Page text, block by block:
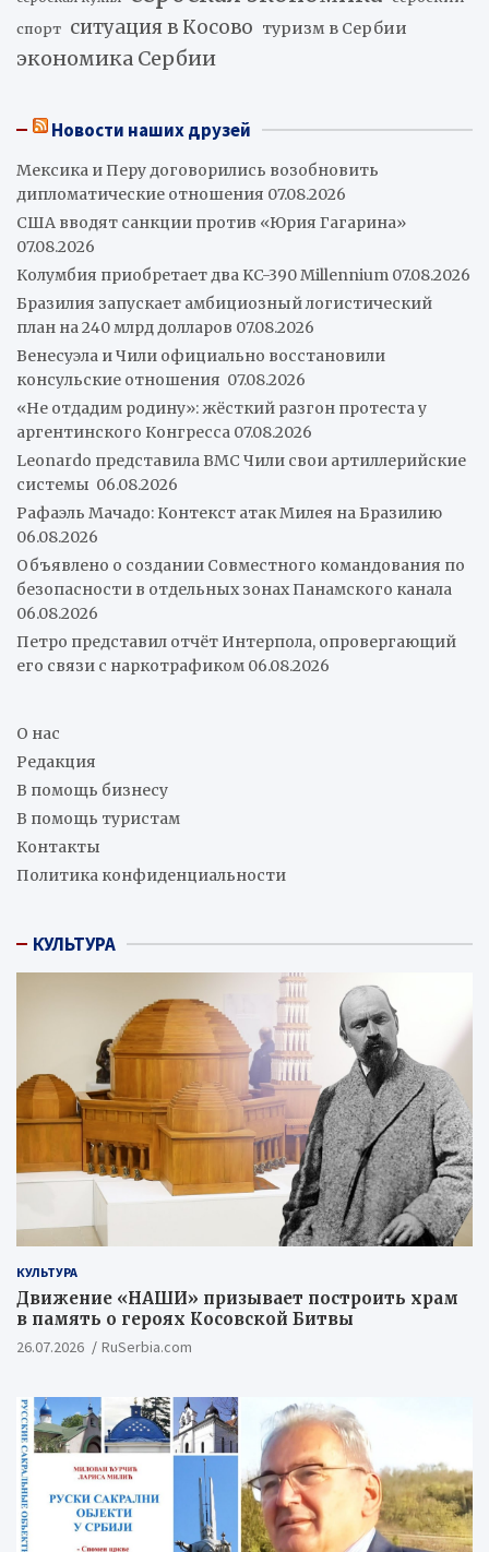
спорт ситуация в Косово туризм в Сербии
экономика Сербии
Новости наших друзей
Мексика и Перу договорились возобновить
дипломатические отношения 07.08.2026
США вводят санкции против «Юрия Гагарина»
07.08.2026
Колумбия приобретает два KC-390 Millennium 07.08.2026
Бразилия запускает амбициозный логистический
план на 240 млрд долларов 07.08.2026
Венесуэла и Чили официально восстановили
консульские отношения 07.08.2026
«Не отдадим родину»: жёсткий разгон протеста у
аргентинского Конгресса 07.08.2026
Leonardo представила ВМС Чили свои артиллерийские
системы 06.08.2026
Рафаэль Мачадо: Контекст атак Милея на Бразилию
06.08.2026
Объявлено о создании Совместного командования по
безопасности в отдельных зонах Панамского канала
06.08.2026
Петро представил отчёт Интерпола, опровергающий
его связи с наркотрафиком 06.08.2026
О нас
Редакция
В помощь бизнесу
В помощь туристам
Контакты
Политика конфиденциальности
КУЛЬТУРА
КУЛЬТУРА
Движение «НАШИ» призывает построить храм
в память о героях Косовской Битвы
26.07.2026 RuSerbia.com